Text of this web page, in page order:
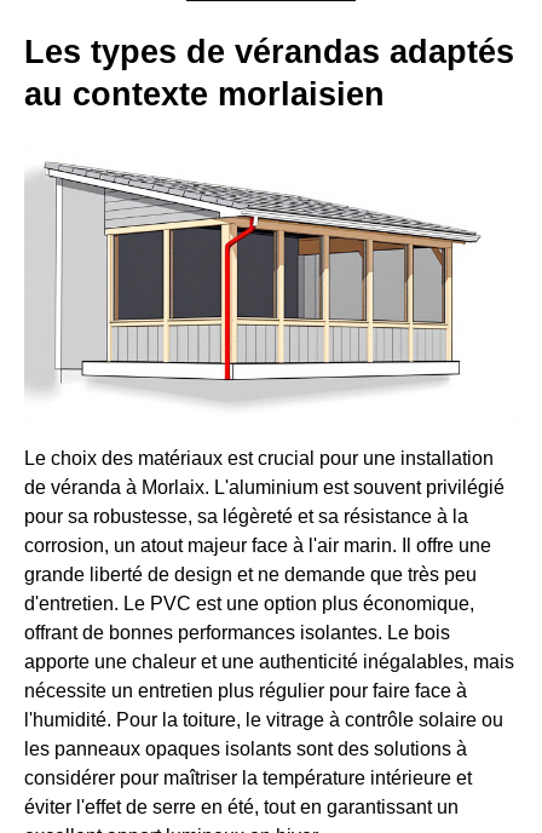
Les types de vérandas adaptés
au contexte morlaisien
Le choix des matériaux est crucial pour une installation
de véranda à Morlaix. L'aluminium est souvent privilégié
pour sa robustesse, sa légèreté et sa résistance à la
corrosion, un atout majeur face à l'air marin. Il offre une
grande liberté de design et ne demande que très peu
d'entretien. Le PVC est une option plus économique,
offrant de bonnes performances isolantes. Le bois
apporte une chaleur et une authenticité inégalables, mais
nécessite un entretien plus régulier pour faire face à
l'humidité. Pour la toiture, le vitrage à contrôle solaire ou
les panneaux opaques isolants sont des solutions à
considérer pour maîtriser la température intérieure et
éviter l'effet de serre en été, tout en garantissant un